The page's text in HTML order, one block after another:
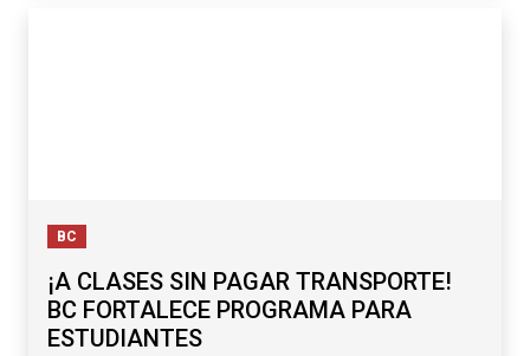
BC
¡A CLASES SIN PAGAR TRANSPORTE!
BC FORTALECE PROGRAMA PARA
ESTUDIANTES